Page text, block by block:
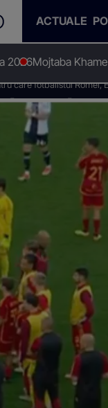
ACTUALE
2026Mojtaba
care fotbalistul Romei,
pentru
pe